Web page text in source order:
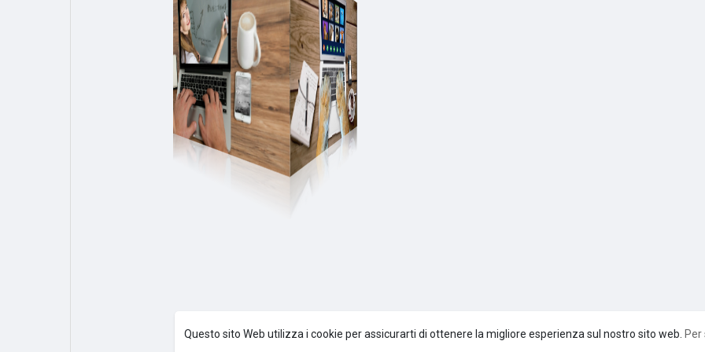
Questo sito Web utilizza i cookie per assicurarti di ottenere la migliore esperienza sul nostro sito web. Per